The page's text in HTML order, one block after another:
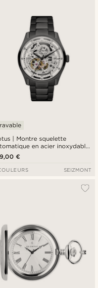
| Montre squelette
en acier inoxydable
€
SEIZMONT